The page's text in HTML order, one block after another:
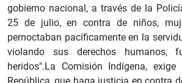
gobierno nacional, a través de la
25 de julio, en contra de niños,
pernoctaban pacíficamente en la
violando sus derechos humanos,
heridos".La Comisión Indígena,